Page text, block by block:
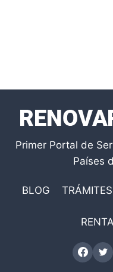
Primer Portal de
Países
BLOG TRÁMITES